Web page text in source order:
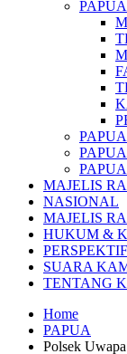
MAJELIS
NASIONAL
MAJELIS
HUKUM &
PERSPEKTIF
SUARA
TENTANG
Home
PAPUA
Polsek